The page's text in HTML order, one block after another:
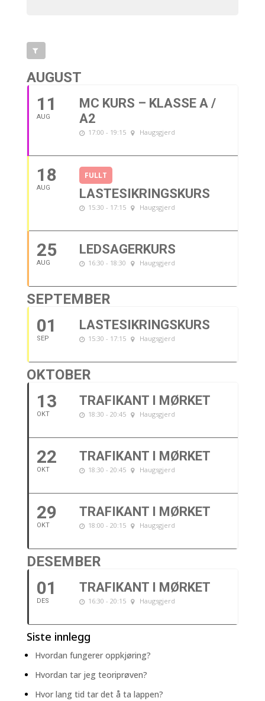
AUGUST
11
AUG
MC KURS – KLASSE A /
A2
17:00 - 19:15 Haugsgjerd
18
AUG
FULLT
LASTESIKRINGSKURS
15:30 - 17:15 Haugsgjerd
25
AUG
LEDSAGERKURS
16:30 - 18:30 Haugsgjerd
SEPTEMBER
01
SEP
LASTESIKRINGSKURS
15:30 - 17:15 Haugsgjerd
OKTOBER
13
OKT
TRAFIKANT I MØRKET
18:30 - 20:45 Haugsgjerd
22
OKT
TRAFIKANT I MØRKET
18:30 - 20:45 Haugsgjerd
29
OKT
TRAFIKANT I MØRKET
18:00 - 20:15 Haugsgjerd
DESEMBER
01
DES
TRAFIKANT I MØRKET
16:30 - 20:15 Haugsgjerd
Siste innlegg
Hvordan fungerer oppkjøring?
Hvordan tar jeg teoriprøven?
Hvor lang tid tar det å ta lappen?